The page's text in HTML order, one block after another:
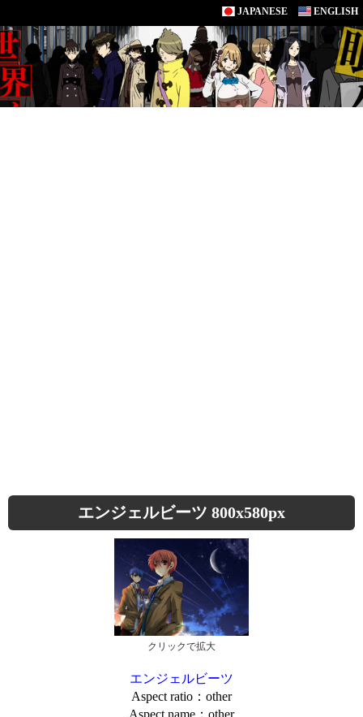
JAPANESE ENGLISH
エンジェルビーツ 800x580px
クリックで拡大
エンジェルビーツ
Aspect ratio：other
Aspect name：other